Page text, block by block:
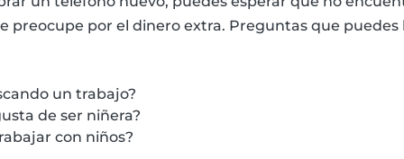
preocupe por el dinero extra. Preguntas que
un trabajo?
de ser niñera?
con niños?